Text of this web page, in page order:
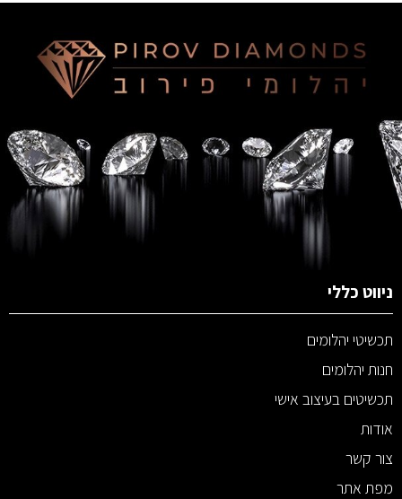
ניווט כללי
תכשיטי יהלומים
חנות יהלומים
תכשיטים בעיצוב אישי
אודות
צור קשר
מפת אתר